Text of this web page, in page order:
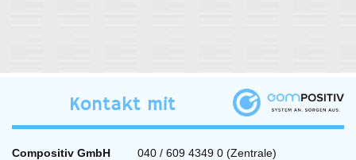
Kontakt mit
Compositiv GmbH
040 / 609 4349 0 (Zentrale)